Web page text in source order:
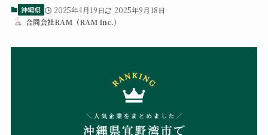
沖縄県 2025年4月19日
2025年9月18日
合同会社RAM（RAM Inc.）